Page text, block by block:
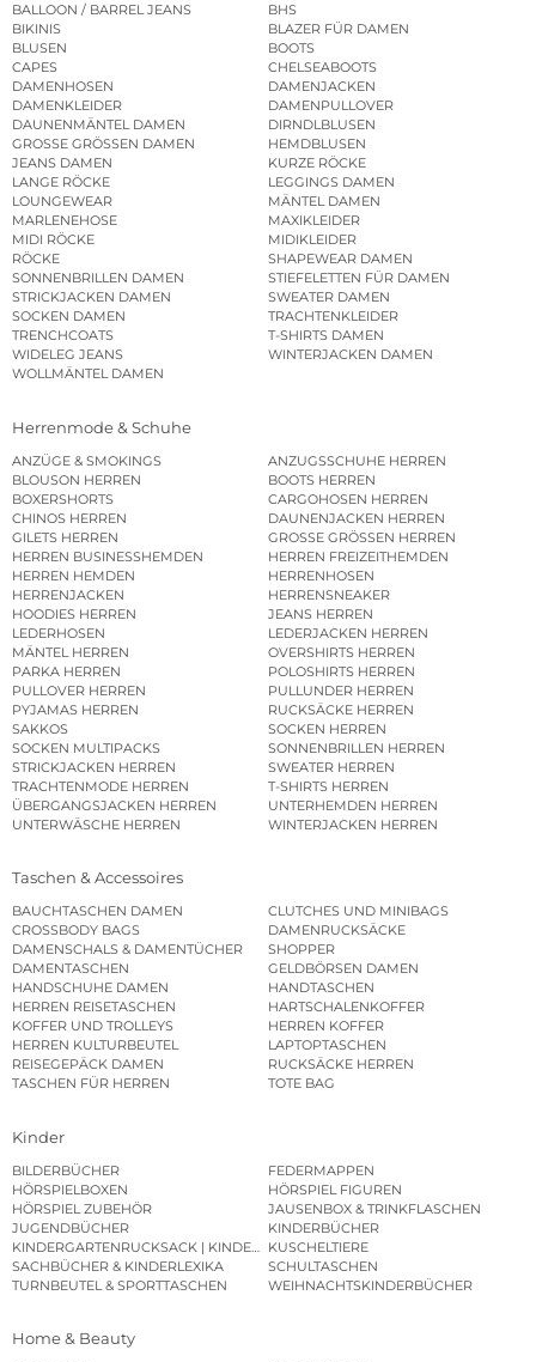
BALLOON / BARREL JEANS
BHS
BIKINIS
BLAZER FÜR DAMEN
BLUSEN
BOOTS
CAPES
CHELSEABOOTS
DAMENHOSEN
DAMENJACKEN
DAMENKLEIDER
DAMENPULLOVER
DAUNENMÄNTEL DAMEN
DIRNDLBLUSEN
GROSSE GRÖSSEN DAMEN
HEMDBLUSEN
JEANS DAMEN
KURZE RÖCKE
LANGE RÖCKE
LEGGINGS DAMEN
LOUNGEWEAR
MÄNTEL DAMEN
MARLENEHOSE
MAXIKLEIDER
MIDI RÖCKE
MIDIKLEIDER
RÖCKE
SHAPEWEAR DAMEN
SONNENBRILLEN DAMEN
STIEFELETTEN FÜR DAMEN
STRICKJACKEN DAMEN
SWEATER DAMEN
SOCKEN DAMEN
TRACHTENKLEIDER
TRENCHCOATS
T-SHIRTS DAMEN
WIDELEG JEANS
WINTERJACKEN DAMEN
WOLLMÄNTEL DAMEN
Herrenmode & Schuhe
ANZÜGE & SMOKINGS
ANZUGSSCHUHE HERREN
BLOUSON HERREN
BOOTS HERREN
BOXERSHORTS
CARGOHOSEN HERREN
CHINOS HERREN
DAUNENJACKEN HERREN
GILETS HERREN
GROSSE GRÖSSEN HERREN
HERREN BUSINESSHEMDEN
HERREN FREIZEITHEMDEN
HERREN HEMDEN
HERRENHOSEN
HERRENJACKEN
HERRENSNEAKER
HOODIES HERREN
JEANS HERREN
LEDERHOSEN
LEDERJACKEN HERREN
MÄNTEL HERREN
OVERSHIRTS HERREN
PARKA HERREN
POLOSHIRTS HERREN
PULLOVER HERREN
PULLUNDER HERREN
PYJAMAS HERREN
RUCKSÄCKE HERREN
SAKKOS
SOCKEN HERREN
SOCKEN MULTIPACKS
SONNENBRILLEN HERREN
STRICKJACKEN HERREN
SWEATER HERREN
TRACHTENMODE HERREN
T-SHIRTS HERREN
ÜBERGANGSJACKEN HERREN
UNTERHEMDEN HERREN
UNTERWÄSCHE HERREN
WINTERJACKEN HERREN
Taschen & Accessoires
BAUCHTASCHEN DAMEN
CLUTCHES UND MINIBAGS
CROSSBODY BAGS
DAMENRUCKSÄCKE
DAMENSCHALS & DAMENTÜCHER
SHOPPER
DAMENTASCHEN
GELDBÖRSEN DAMEN
HANDSCHUHE DAMEN
HANDTASCHEN
HERREN REISETASCHEN
HARTSCHALENKOFFER
KOFFER UND TROLLEYS
HERREN KOFFER
HERREN KULTURBEUTEL
LAPTOPTASCHEN
REISEGEPÄCK DAMEN
RUCKSÄCKE HERREN
TASCHEN FÜR HERREN
TOTE BAG
Kinder
BILDERBÜCHER
FEDERMAPPEN
HÖRSPIELBOXEN
HÖRSPIEL FIGUREN
HÖRSPIEL ZUBEHÖR
JAUSENBOX & TRINKFLASCHEN
JUGENDBÜCHER
KINDERBÜCHER
KINDERGARTENRUCKSACK | KINDERGARTENBEUTEL
KUSCHELTIERE
SACHBÜCHER & KINDERLEXIKA
SCHULTASCHEN
TURNBEUTEL & SPORTTASCHEN
WEIHNACHTSKINDERBÜCHER
Home & Beauty